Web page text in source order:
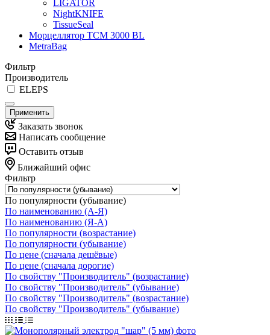
LIGATOR
NightKNIFE
TissueSeal
Морцеллятор ТСМ 3000 BL
MetraBag
Фильтр
Производитель
ELEPS
Применить
Заказать звонок
Написать сообщение
Оставить отзыв
Ближайший офис
Фильтр
По популярности (убывание)
По наименованию (А-Я)
По наименованию (Я-А)
По популярности (возрастание)
По популярности (убывание)
По цене (сначала дешёвые)
По цене (сначала дорогие)
По свойству "Производитель" (возрастание)
По свойству "Производитель" (убывание)
По свойству "Производитель" (возрастание)
По свойству "Производитель" (убывание)